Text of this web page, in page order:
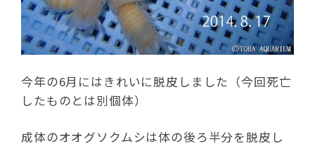
今年の6月にはきれいに脱皮しました（今回死亡
したものとは別個体）
成体のオオグソクムシは体の後ろ半分を脱皮し